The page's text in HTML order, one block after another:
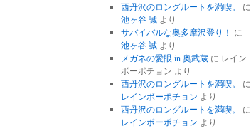
西丹沢のロングルートを満喫。
に
池ヶ谷 誠より
サバイバルな奥多摩沢登り！ に
池ヶ谷 誠より
メガネの愛眼 in 奥武蔵に レイン
ボーポチョン より
西丹沢のロングルートを満喫。
に
レインボーポチョン より
西丹沢のロングルートを満喫。
に
レインボーポチョン より